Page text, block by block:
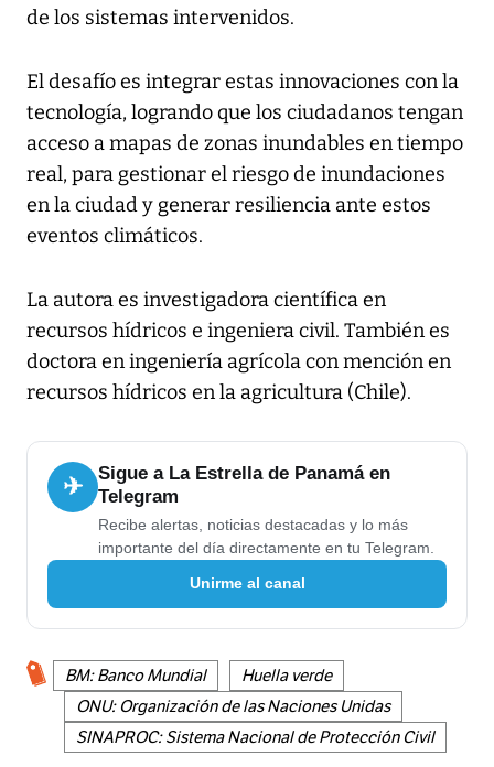
de los sistemas intervenidos.
El desafío es integrar estas innovaciones con la
tecnología, logrando que los ciudadanos tengan
acceso a mapas de zonas inundables en tiempo
real, para gestionar el riesgo de inundaciones
en la ciudad y generar resiliencia ante estos
eventos climáticos.
La autora es investigadora científica en
recursos hídricos e ingeniera civil. También es
doctora en ingeniería agrícola con mención en
recursos hídricos en la agricultura (Chile).
✈
Sigue a La Estrella de Panamá en
Telegram
Recibe alertas, noticias destacadas y lo más
importante del día directamente en tu Telegram.
Unirme al canal
BM: Banco Mundial
Huella verde
ONU: Organización de las Naciones Unidas
SINAPROC: Sistema Nacional de Protección Civil